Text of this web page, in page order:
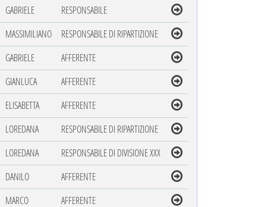
GABRIELE
RESPONSABILE
MASSIMILIANO
RESPONSABILE DI RIPARTIZIONE
GABRIELE
AFFERENTE
GIANLUCA
AFFERENTE
ELISABETTA
AFFERENTE
LOREDANA
RESPONSABILE DI RIPARTIZIONE
LOREDANA
RESPONSABILE DI DIVISIONE XXX
DANILO
AFFERENTE
MARCO AFFERENTE